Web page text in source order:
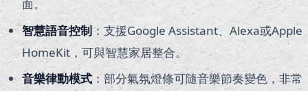
面。
智慧語音控制：支援Google Assistant、Alexa或Apple
HomeKit，可與智慧家居整合。
音樂律動模式 ：部分氣氛燈條可隨音樂節奏變色，非常